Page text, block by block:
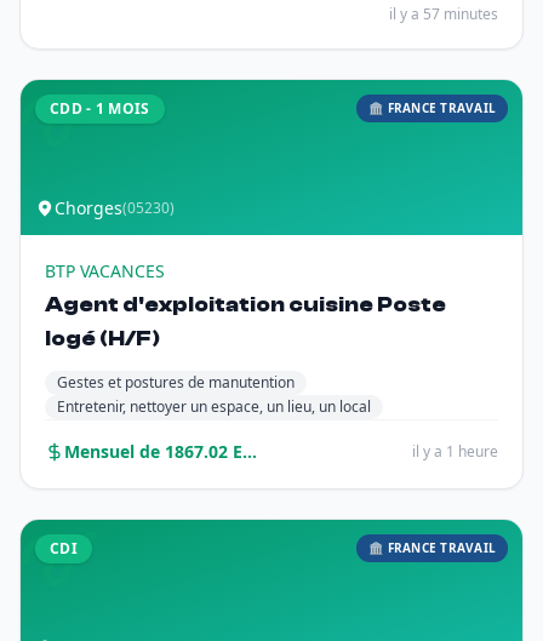
il y a 57 minutes
CDD - 1 MOIS 🏛️ FRANCE TRAVAIL
Chorges(05230)
BTP VACANCES
Agent d'exploitation cuisine Poste
logé (H/F)
Gestes et postures de manutention
Entretenir, nettoyer un espace, un lieu, un local
Mensuel de 1867.02 Euros sur 12 mois il y a 1 heure
CDI 🏛️ FRANCE TRAVAIL